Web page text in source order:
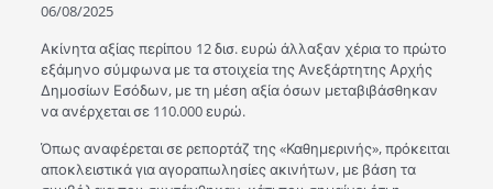
06/08/2025
Ακίνητα αξίας περίπου 12 δισ. ευρώ άλλαξαν χέρια το πρώτο
εξάμηνο σύμφωνα με τα στοιχεία της Ανεξάρτητης Αρχής
Δημοσίων Εσόδων, με τη μέση αξία όσων μεταβιβάσθηκαν
να ανέρχεται σε 110.000 ευρώ.
Όπως αναφέρεται σε ρεπορτάζ της «Καθημερινής», πρόκειται
αποκλειστικά για αγοραπωλησίες ακινήτων, με βάση τα